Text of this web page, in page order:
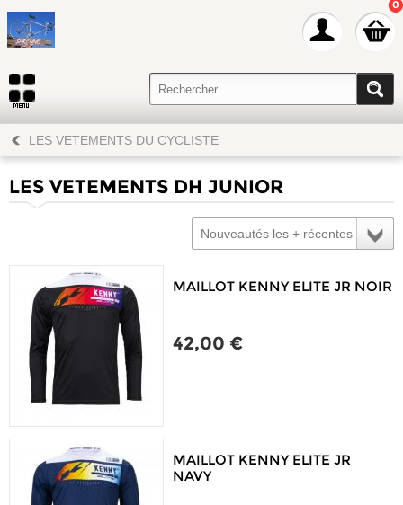
0
LES VETEMENTS DU CYCLISTE
LES VETEMENTS DH JUNIOR
Nouveautés les + récentes
MAILLOT KENNY ELITE JR NOIR
42,00 €
MAILLOT KENNY ELITE JR
NAVY